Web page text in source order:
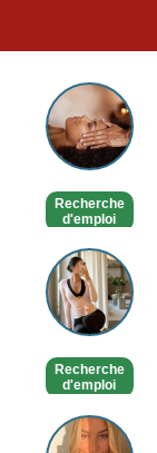
Thai
Massage
Recherche
d'emploi
Massage
à
Paris
Recherche
d'emploi
Full
Body